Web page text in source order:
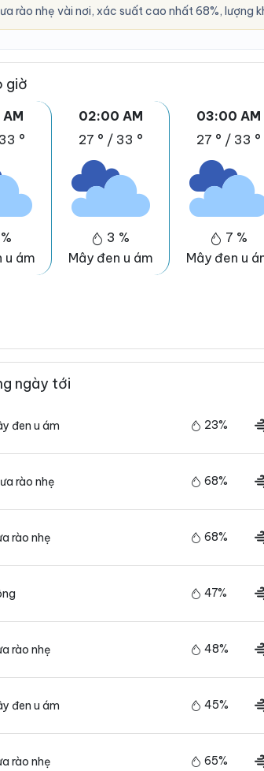
rào nhẹ vài nơi, xác suất cao nhất 68%, lượng
giờ
33 °
u ám
02:00 AM
27 ° / 33 °
3 %
Mây đen u ám
03:00 AM
27 ° / 33 °
7 %
Mây đen u
ngày tới
đen u ám 23%
rào nhẹ 68%
rào nhẹ 68%
47%
rào nhẹ 48%
đen u ám 45%
rào nhẹ 65%